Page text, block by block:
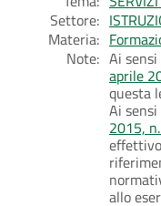
Settore:
Materia:
Note: Ai
aprile
questa
Ai sensi
2015,
allo